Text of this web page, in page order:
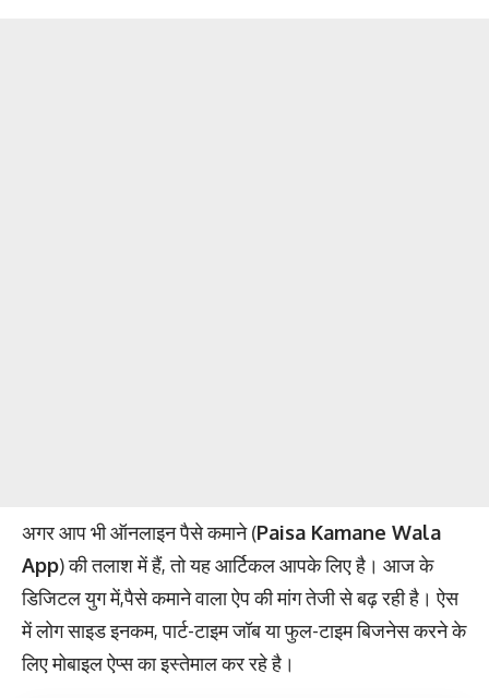
अगर आप भी ऑनलाइन पैसे कमाने (Paisa Kamane Wala
App) की तलाश में हैं, तो यह आर्टिकल आपके लिए है। आज के
डिजिटल युग में,पैसे कमाने वाला ऐप की मांग तेजी से बढ़ रही है। ऐस
में लोग साइड इनकम, पार्ट-टाइम जॉब या फुल-टाइम बिजनेस करने के
लिए मोबाइल ऐप्स का इस्तेमाल कर रहे है।